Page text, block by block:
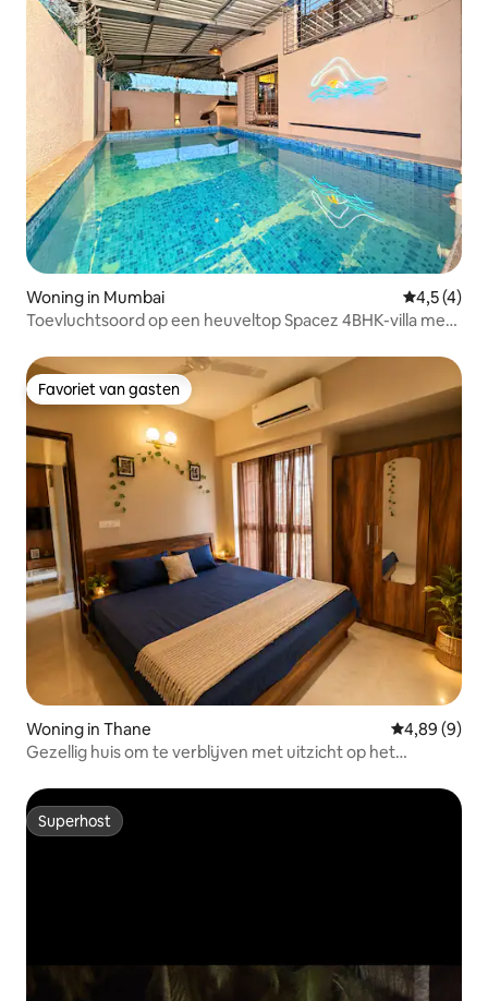
Woning in Mumbai
4,5 (4)
Toevluchtsoord op een heuveltop Spacez 4BHK-villa met
Favoriet van gasten
Favoriet van gasten
Woning in Thane Gemiddelde
4,89 (9)
Gezellig huis om te verblijven met uitzicht op het
Superhost
Superhost